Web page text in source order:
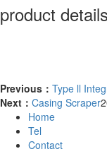
product details
Previous： Type ll
Next： Casing Scraper
Home
Tel
Contact